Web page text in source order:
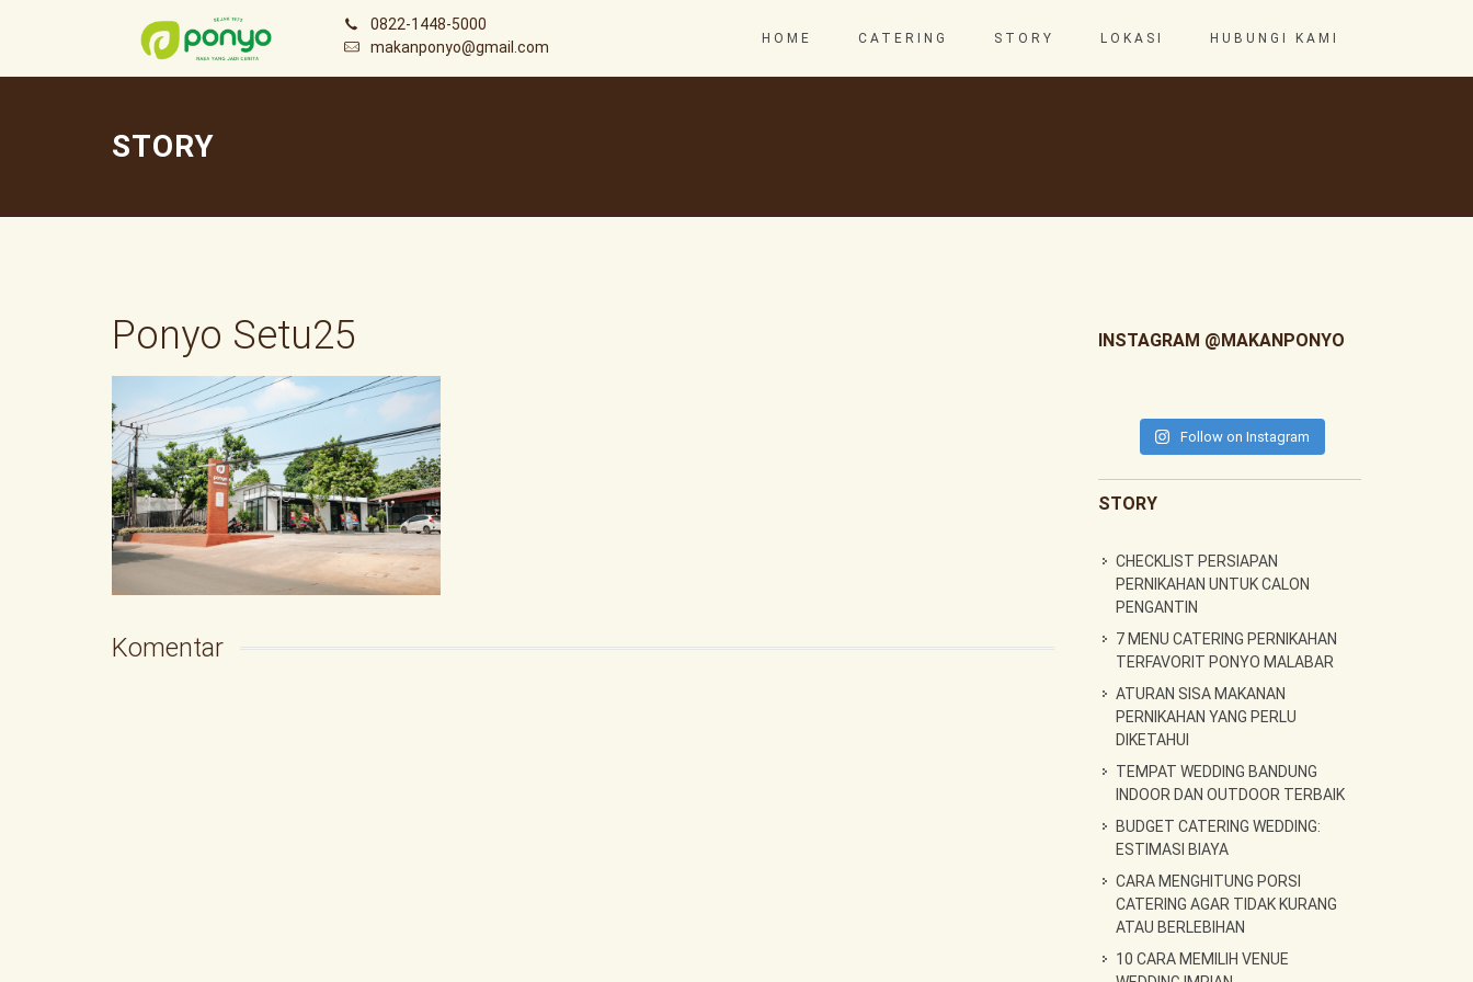
0822-1448-5000
makanponyo@gmail.com
HOME CATERING STORY LOKASI HUBUNGI KAMI
STORY
Ponyo Setu25
Komentar
INSTAGRAM @MAKANPONYO
Follow on Instagram
STORY
CHECKLIST PERSIAPAN
PERNIKAHAN UNTUK CALON
PENGANTIN
7 MENU CATERING PERNIKAHAN
TERFAVORIT PONYO MALABAR
ATURAN SISA MAKANAN
PERNIKAHAN YANG PERLU
DIKETAHUI
TEMPAT WEDDING BANDUNG
INDOOR DAN OUTDOOR TERBAIK
BUDGET CATERING WEDDING:
ESTIMASI BIAYA
CARA MENGHITUNG PORSI
CATERING AGAR TIDAK KURANG
ATAU BERLEBIHAN
10 CARA MEMILIH VENUE